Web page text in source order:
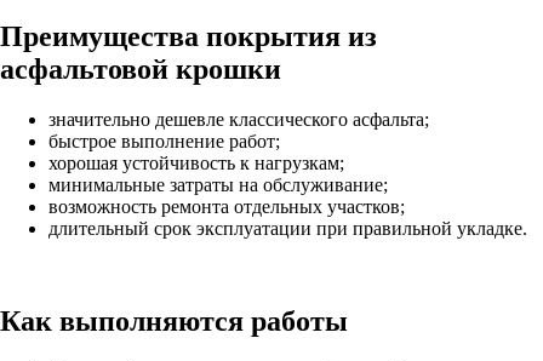
Преимущества покрытия из
асфальтовой крошки
значительно дешевле классического асфальта;
быстрое выполнение работ;
хорошая устойчивость к нагрузкам;
минимальные затраты на обслуживание;
возможность ремонта отдельных участков;
длительный срок эксплуатации при правильной укладке.
Как выполняются работы